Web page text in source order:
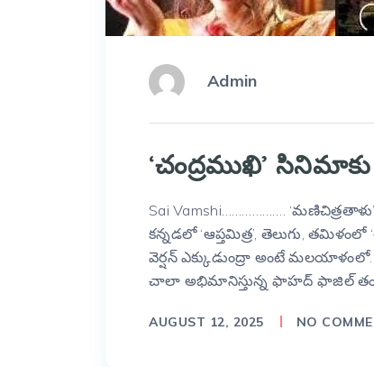
Admin
‘చంద్రముఖి’
Sai Vamshi……………….
కన్నడలో ‘ఆప్తమిత్ర’, తెలుగు,
వెర్షన్ ఎక్కుడుంద్రా అంటే మలయాళంలో.
చాలా అభిమానిస్తున్న ఫాహద్ ఫాజిల్
AUGUST 12, 2025 NO